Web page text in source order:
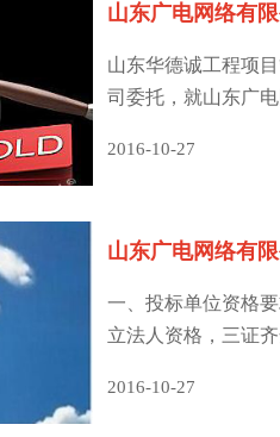
山东广电网络有
项目
山东华德诚工程项
司委托，就山东广
2016-10-27
山东广电网络有
围 采购项目
一、投标单位资格
立法人资格，三证
2016-10-27